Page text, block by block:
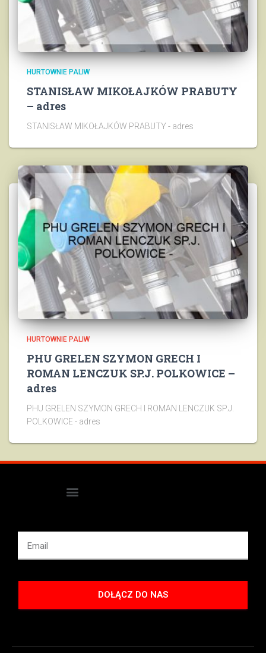
HURTOWNIE PALIW
STANISŁAW MIKOŁAJKÓW PRABUTY
– adres
STANISŁAW MIKOŁAJKÓW PRABUTY - adres
HURTOWNIE PALIW
PHU GRELEN SZYMON GRECH I
ROMAN LENCZUK SP.J. POLKOWICE –
adres
PHU GRELEN SZYMON GRECH I ROMAN LENCZUK SP.J.
POLKOWICE - adres
DOŁĄCZ DO NAS